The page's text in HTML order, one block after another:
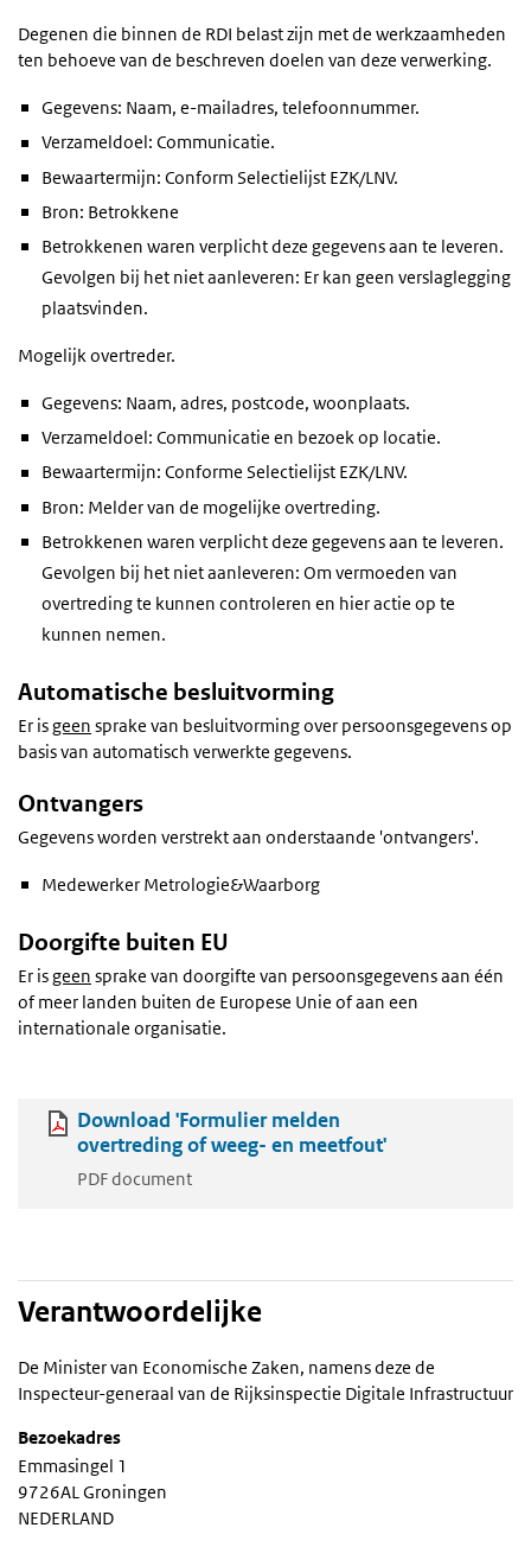
Degenen die binnen de RDI belast zijn met de werkzaamheden
ten behoeve van de beschreven doelen van deze verwerking.
Gegevens: Naam, e-mailadres, telefoonnummer.
Verzameldoel: Communicatie.
Bewaartermijn: Conform Selectielijst EZK/LNV.
Bron: Betrokkene
Betrokkenen waren verplicht deze gegevens aan te leveren.
Gevolgen bij het niet aanleveren: Er kan geen verslaglegging
plaatsvinden.
Mogelijk overtreder.
Gegevens: Naam, adres, postcode, woonplaats.
Verzameldoel: Communicatie en bezoek op locatie.
Bewaartermijn: Conforme Selectielijst EZK/LNV.
Bron: Melder van de mogelijke overtreding.
Betrokkenen waren verplicht deze gegevens aan te leveren.
Gevolgen bij het niet aanleveren: Om vermoeden van
overtreding te kunnen controleren en hier actie op te
kunnen nemen.
Automatische besluitvorming
Er isgeen sprake van besluitvorming over persoonsgegevens op
basis van automatisch verwerkte gegevens.
Ontvangers
Gegevens worden verstrekt aan onderstaande 'ontvangers'.
Medewerker Metrologie&Waarborg
Doorgifte buiten EU
Er isgeen sprake van doorgifte van persoonsgegevens aan één
of meer landen buiten de Europese Unie of aan een
internationale organisatie.
Download 'Formulier melden
overtreding of weeg- en meetfout'
PDF document
Verantwoordelijke
De Minister van Economische Zaken, namens deze de
Inspecteur-generaal van de Rijksinspectie Digitale Infrastructuur
Bezoekadres
Emmasingel 1
9726AL Groningen
NEDERLAND